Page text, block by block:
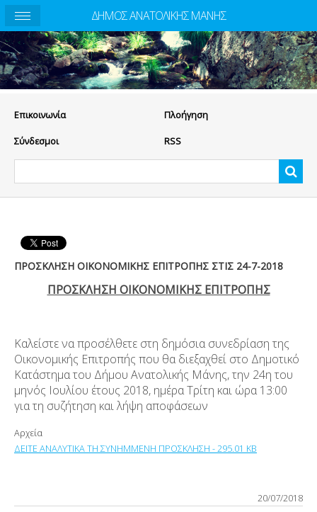
Eπικοινωνία Πλοήγηση
Σύνδεσμοι RSS
ΠΡΟΣΚΛΗΣΗ ΟΙΚΟΝΟΜΙΚΗΣ ΕΠΙΤΡΟΠΗΣ ΣΤΙΣ 24-7-2018
ΠΡΟΣΚΛΗΣΗ ΟΙΚΟΝΟΜΙΚΗΣ ΕΠΙΤΡΟΠΗΣ
Καλείστε να προσέλθετε στη δημόσια συνεδρίαση της
Οικονομικής Επιτροπής που θα διεξαχθεί στο Δημοτικό
Κατάστημα του Δήμου Ανατολικής Μάνης, την 24η του
μηνός Ιουλίου έτους 2018, ημέρα Τρίτη και ώρα 13:00
για τη συζήτηση και λήψη αποφάσεων
Αρχεία
ΔΕΙΤΕ ΑΝΑΛΥΤΙΚΑ ΤΗ ΣΥΝΗΜΜΕΝΗ ΠΡΟΣΚΛΗΣΗ - 295.01 KB
20/07/2018
ΔΗΜΟΣ ΑΝΑΤΟΛΙΚΗΣ ΜΑΝΗΣ